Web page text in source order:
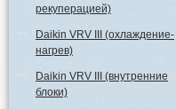
рекуперацией)
Daikin VRV III (охлаждение-
нагрев)
Daikin VRV III (внутренние
блоки)